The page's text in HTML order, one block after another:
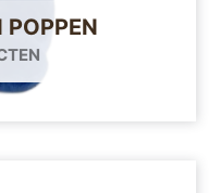
POPPEN